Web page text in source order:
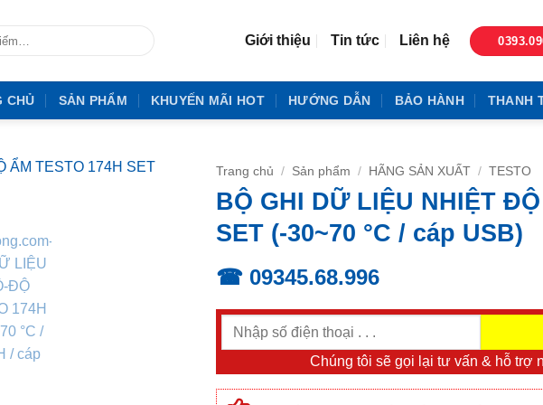
Giới thiệu Tin tức Liên hệ
CHỦ SẢN PHẨM KHUYẾN MÃI HOT HƯỚNG DẪN BẢO HÀNH THANH
Trang chủ / Sản phẩm / HÃNG SẢN XUẤT / TESTO
BỘ GHI DỮ LIỆU NHIỆT
SET (-30~70 °C / cáp USB)
☎ 09345.68.996
Chúng tôi sẽ gọi lại tư vấn & hỗ trợ